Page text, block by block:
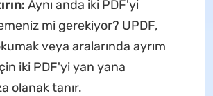
Aynı anda iki PDF'yi
mi gerekiyor? UPDF,
veya aralarında ayrım
iki PDF'yi yan yana
olanak tanır.